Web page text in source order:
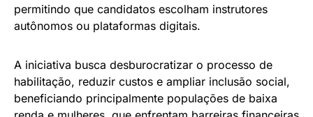
permitindo que candidatos escolham instrutores
autônomos ou plataformas digitais.
A iniciativa busca desburocratizar o processo de
habilitação, reduzir custos e ampliar inclusão social,
beneficiando principalmente populações de baixa